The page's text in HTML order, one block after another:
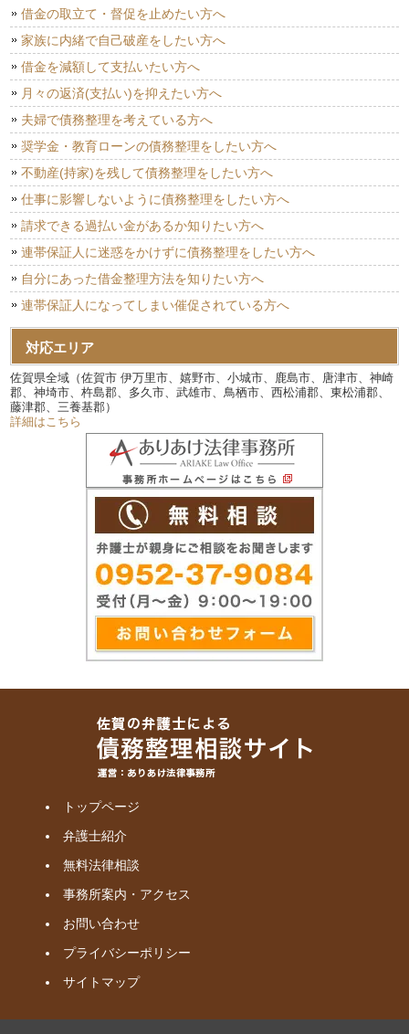
借金の取立て・督促を止めたい方へ
家族に内緒で自己破産をしたい方へ
借金を減額して支払いたい方へ
月々の返済(支払い)を抑えたい方へ
夫婦で債務整理を考えている方へ
奨学金・教育ローンの債務整理をしたい方へ
不動産(持家)を残して債務整理をしたい方へ
仕事に影響しないように債務整理をしたい方へ
請求できる過払い金があるか知りたい方へ
連帯保証人に迷惑をかけずに債務整理をしたい方へ
自分にあった借金整理方法を知りたい方へ
連帯保証人になってしまい催促されている方へ
対応エリア
佐賀県全域（佐賀市 伊万里市、嬉野市、小城市、鹿島市、唐津市、神崎
郡、神埼市、杵島郡、多久市、武雄市、鳥栖市、西松浦郡、東松浦郡、
藤津郡、三養基郡）
詳細はこちら
トップページ
弁護士紹介
無料法律相談
事務所案内・アクセス
お問い合わせ
プライバシーポリシー
サイトマップ